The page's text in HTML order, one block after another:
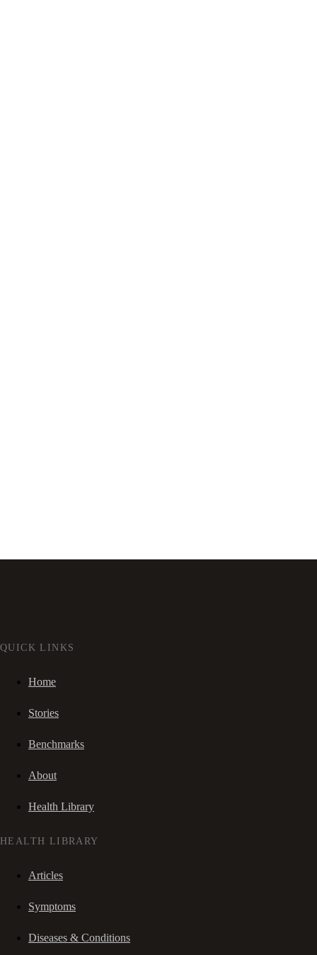
QUICK LINKS
Home
Stories
Benchmarks
About
Health Library
HEALTH LIBRARY
Articles
Symptoms
Diseases & Conditions